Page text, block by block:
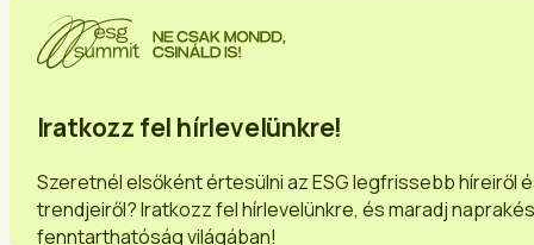
Iratkozz fel hírlevelünkre!
Szeretnél elsőként értesülni az ESG legfrissebb híreiről
trendjeiről? Iratkozz fel hírlevelünkre, és maradj
fenntarthatóság világában!